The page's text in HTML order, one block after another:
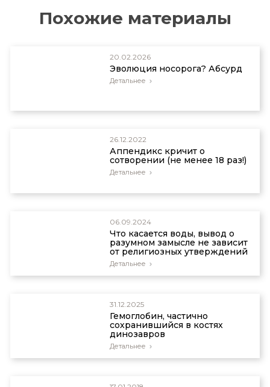
Functionalism. Posted on evolutionnews.org
February 3, 2016 accessed on March 28, 2017.
Похожие материалы
20.02.2026
Эволюция носорога? Абсурд
Детальнее
26.12.2022
Аппендикс кричит о
сотворении (не менее 18 раз!)
Детальнее
06.09.2024
Что касается воды, вывод о
разумном замысле не зависит
от религиозных утверждений
Детальнее
31.12.2025
Гемоглобин, частично
сохранившийся в костях
динозавров
Детальнее